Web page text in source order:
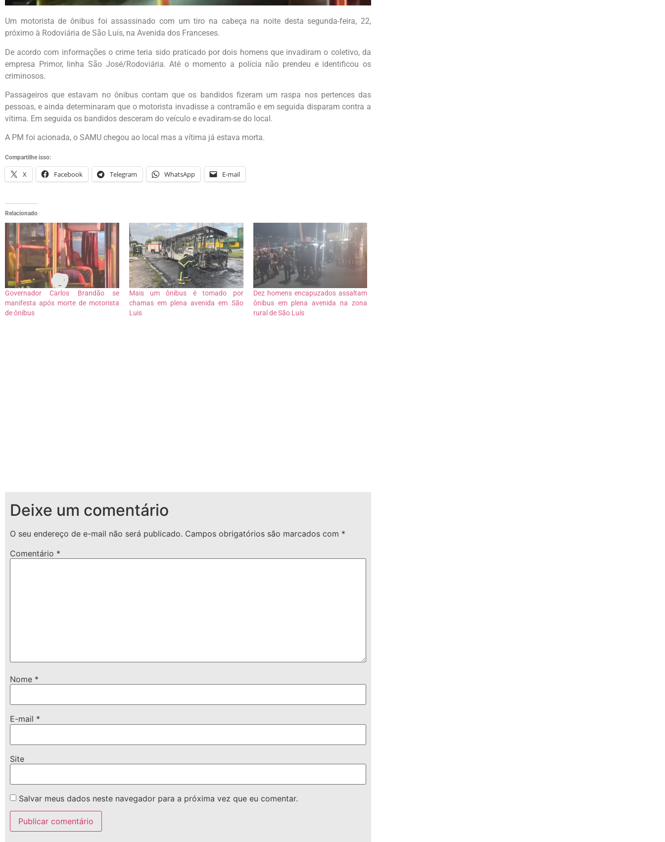
Um motorista de ônibus foi assassinado com um tiro na cabeça na noite desta segunda-feira, 22,
próximo à Rodoviária de São Luís, na Avenida dos Franceses.
De acordo com informações o crime teria sido praticado por dois homens que invadiram o coletivo, da
empresa Primor, linha São José/Rodoviária. Até o momento a polícia não prendeu e identificou os
criminosos.
Passageiros que estavam no ônibus contam que os bandidos fizeram um raspa nos pertences das
pessoas, e ainda determinaram que o motorista invadisse a contramão e em seguida disparam contra a
vítima. Em seguida os bandidos desceram do veículo e evadiram-se do local.
A PM foi acionada, o SAMU chegou ao local mas a vítima já estava morta.
Compartilhe isso:
X Facebook Telegram WhatsApp E-mail
Relacionado
Governador Carlos Brandão se
manifesta após morte de motorista
de ônibus
Mais um ônibus é tomado por
chamas em plena avenida em São
Luis
Dez homens encapuzados assaltam
ônibus em plena avenida na zona
rural de São Luís
Deixe um comentário
O seu endereço de e-mail não será publicado. Campos obrigatórios são marcados com *
Comentário *
Nome *
E-mail *
Site
Salvar meus dados neste navegador para a próxima vez que eu comentar.